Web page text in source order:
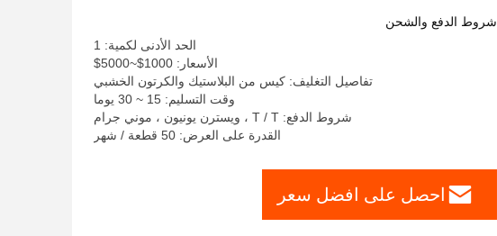
شروط الدفع والشحن
الحد الأدنى لكمية: 1
الأسعار: 1000$~5000$
تفاصيل التغليف: كيس من البلاستيك والكرتون الخشبي
وقت التسليم: 15 ~ 30 يوما
شروط الدفع: T / T ، ويسترن يونيون ، موني جرام
القدرة على العرض: 50 قطعة / شهر
احصل على افضل سعر